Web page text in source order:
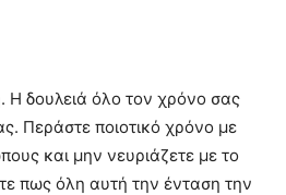
Η δουλειά όλο τον χρόνο σας
Περάστε ποιοτικό χρόνο με
και μην νευριάζετε με το
πως όλη αυτή την ένταση την